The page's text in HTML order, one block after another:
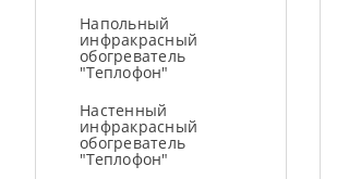
Напольный
инфракрасный
обогреватель
"Теплофон"
Настенный
инфракрасный
обогреватель
"Теплофон"